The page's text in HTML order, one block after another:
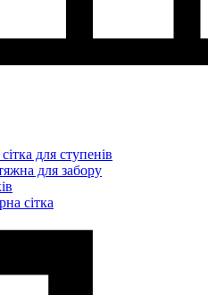
для ступенів
для забору
сітка